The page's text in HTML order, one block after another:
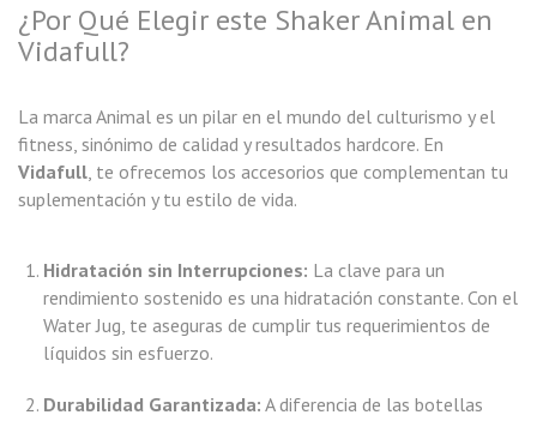
¿Por Qué Elegir este Shaker Animal en
Vidafull?
La marca Animal es un pilar en el mundo del culturismo y el
fitness, sinónimo de calidad y resultados hardcore. En
Vidafull, te ofrecemos los accesorios que complementan tu
suplementación y tu estilo de vida.
Hidratación sin Interrupciones: La clave para un
rendimiento sostenido es una hidratación constante. Con el
Water Jug, te aseguras de cumplir tus requerimientos de
líquidos sin esfuerzo.
Durabilidad Garantizada: A diferencia de las botellas